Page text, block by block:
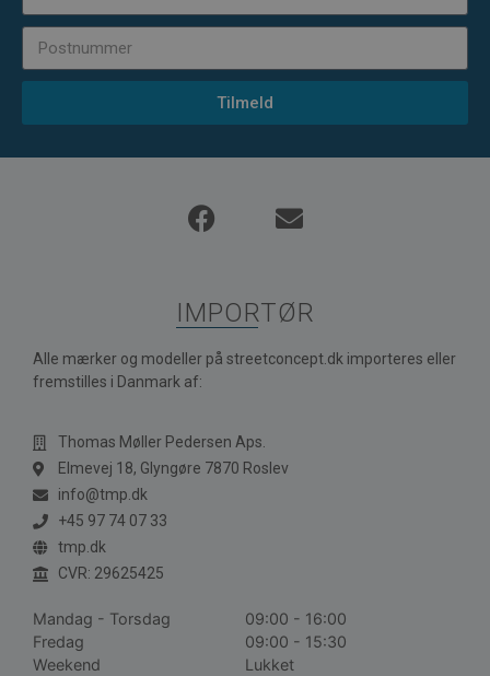
Tilmeld
IMPORTØR
Alle mærker og modeller på streetconcept.dk importeres eller
fremstilles i Danmark af:
Thomas Møller Pedersen Aps.
Elmevej 18, Glyngøre 7870 Roslev
info@tmp.dk
+45 97 74 07 33
tmp.dk
CVR: 29625425
Mandag - Torsdag
09:00 - 16:00
Fredag
09:00 - 15:30
Weekend
Lukket